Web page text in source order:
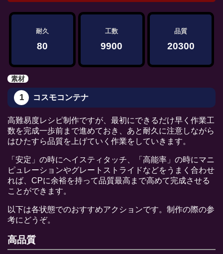
耐久
80
工数
9900
品質
20300
素材
1 コスモコンテナ
高難易度レシピ制作ですが、最初にできるだけ早く作業工
数を完成一歩前まで進めておき、あと耐久に注意しながら
はひたすら品質を上げていく作業をしていきます。
「安定」の時にヘイスティタッチ、「高能率」の時にマニ
ピュレーションやグレートストライドなどをうまく合わせ
れば、CPに余裕を持って品質最高まで高めて完成させる
ことができます。
以下は各状態でのおすすめアクションです。制作の際の参
考にどうぞ。
高品質